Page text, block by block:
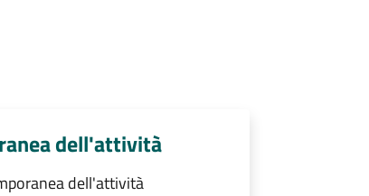
dell'attività
dell'attività